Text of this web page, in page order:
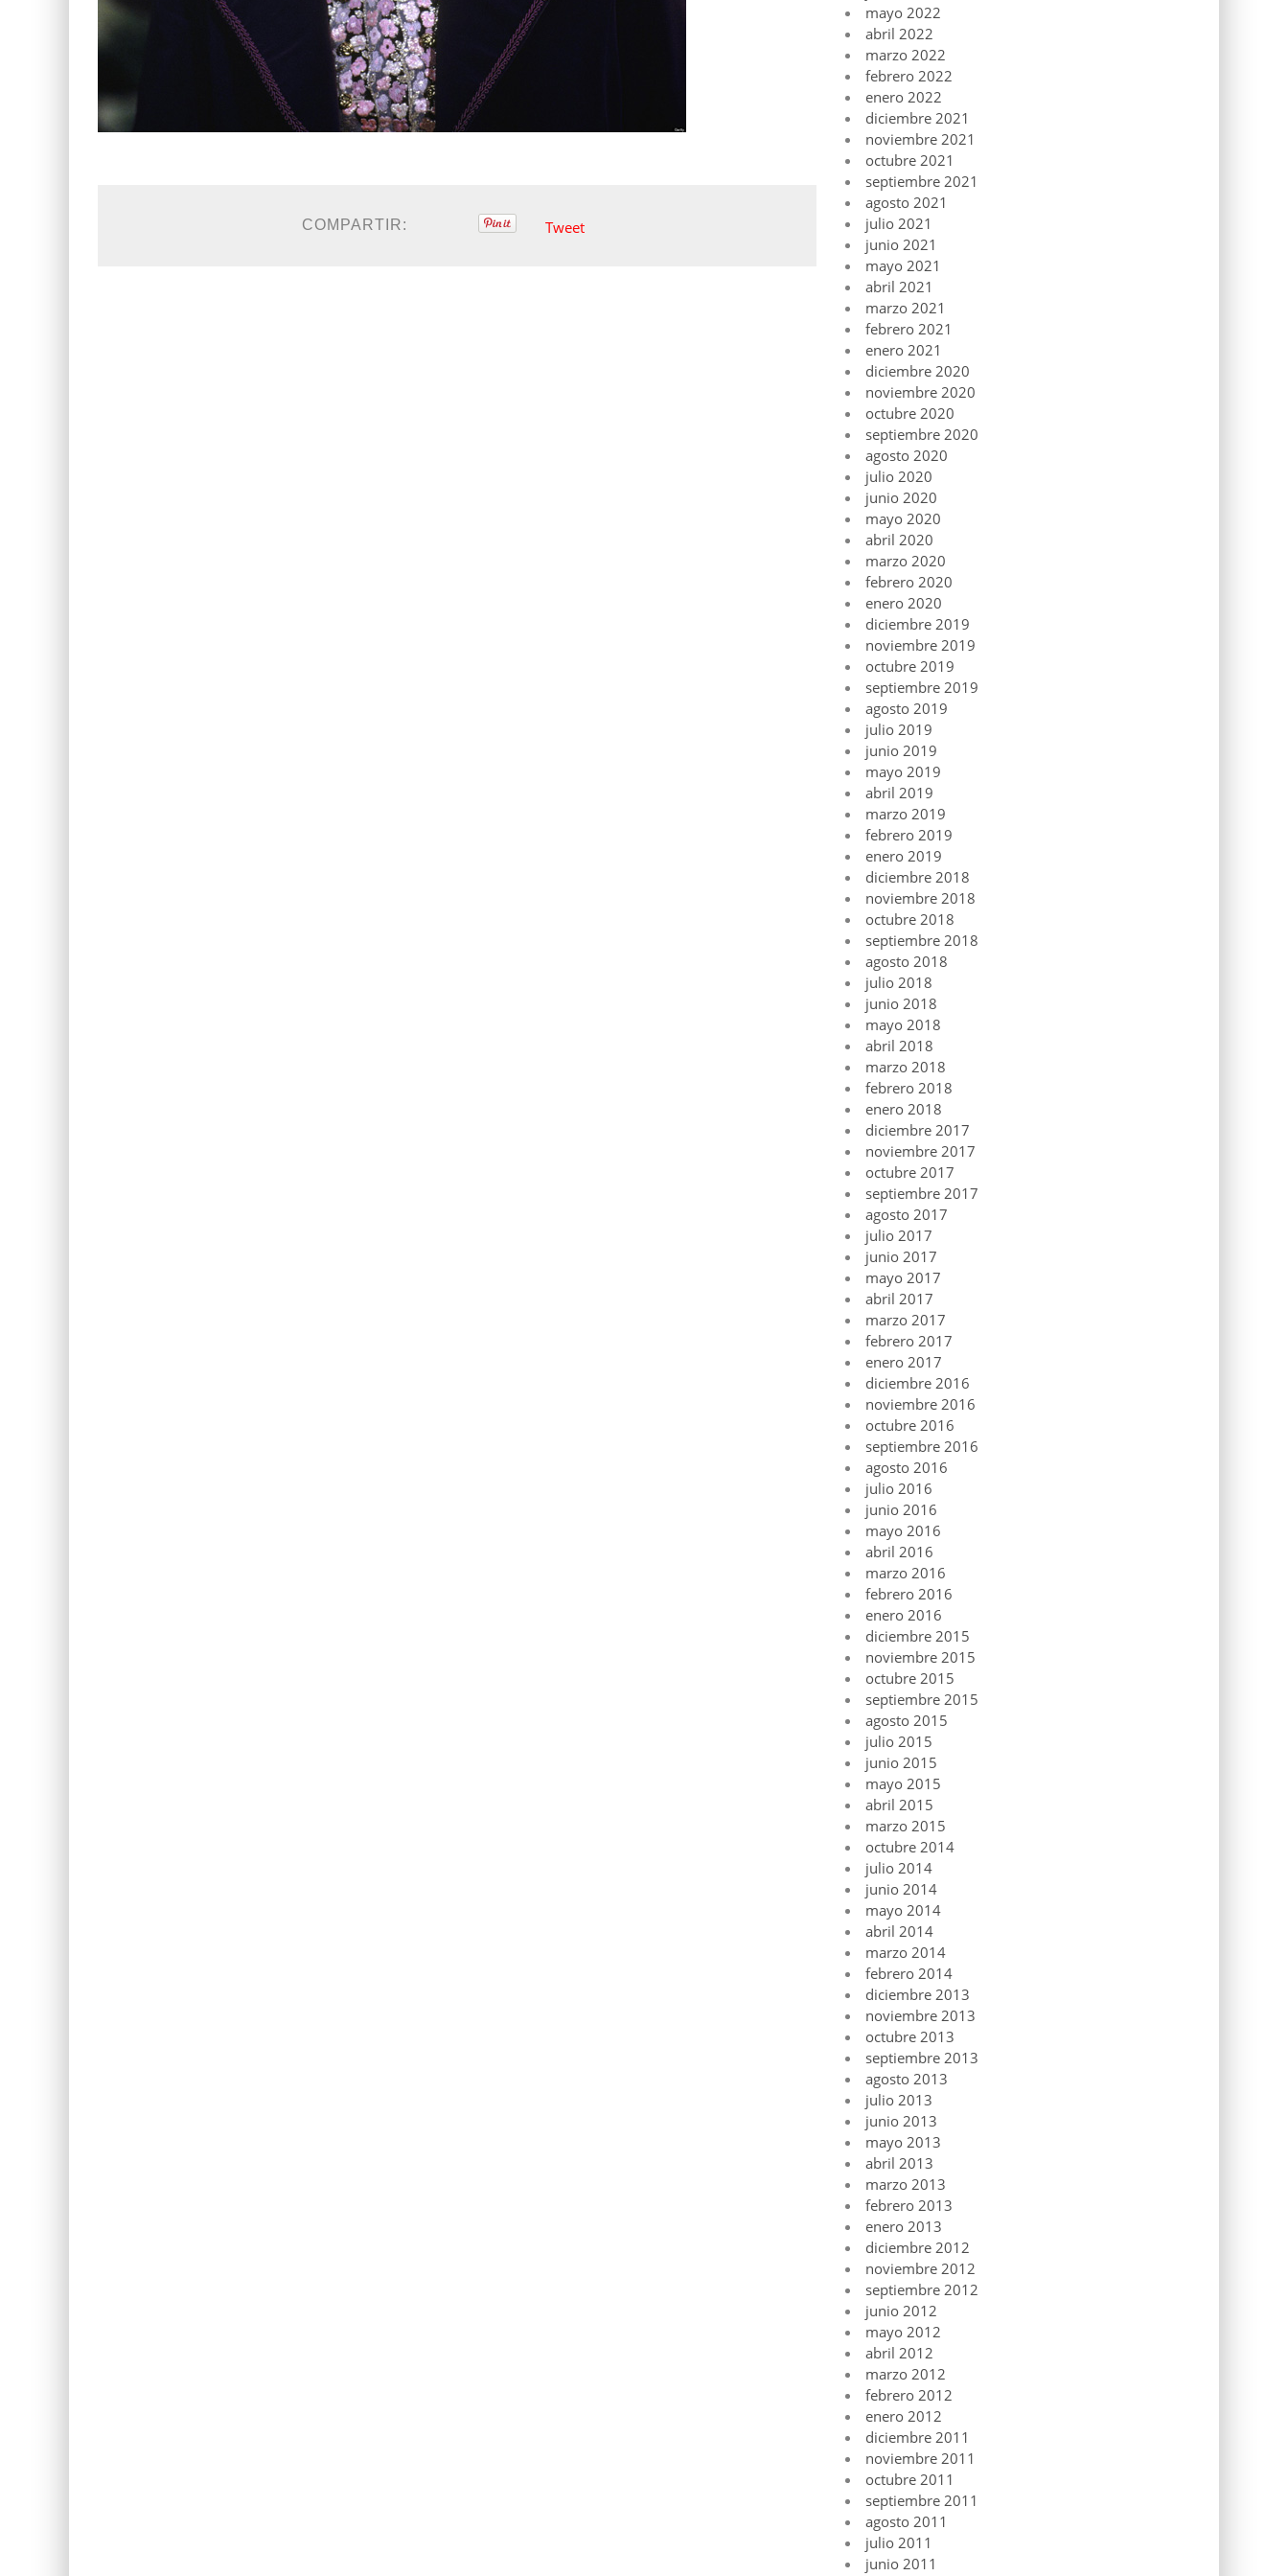
COMPARTIR: Tweet
mayo 2022
abril 2022
marzo 2022
febrero 2022
enero 2022
diciembre 2021
noviembre 2021
octubre 2021
septiembre 2021
agosto 2021
julio 2021
junio 2021
mayo 2021
abril 2021
marzo 2021
febrero 2021
enero 2021
diciembre 2020
noviembre 2020
octubre 2020
septiembre 2020
agosto 2020
julio 2020
junio 2020
mayo 2020
abril 2020
marzo 2020
febrero 2020
enero 2020
diciembre 2019
noviembre 2019
octubre 2019
septiembre 2019
agosto 2019
julio 2019
junio 2019
mayo 2019
abril 2019
marzo 2019
febrero 2019
enero 2019
diciembre 2018
noviembre 2018
octubre 2018
septiembre 2018
agosto 2018
julio 2018
junio 2018
mayo 2018
abril 2018
marzo 2018
febrero 2018
enero 2018
diciembre 2017
noviembre 2017
octubre 2017
septiembre 2017
agosto 2017
julio 2017
junio 2017
mayo 2017
abril 2017
marzo 2017
febrero 2017
enero 2017
diciembre 2016
noviembre 2016
octubre 2016
septiembre 2016
agosto 2016
julio 2016
junio 2016
mayo 2016
abril 2016
marzo 2016
febrero 2016
enero 2016
diciembre 2015
noviembre 2015
octubre 2015
septiembre 2015
agosto 2015
julio 2015
junio 2015
mayo 2015
abril 2015
marzo 2015
octubre 2014
julio 2014
junio 2014
mayo 2014
abril 2014
marzo 2014
febrero 2014
diciembre 2013
noviembre 2013
octubre 2013
septiembre 2013
agosto 2013
julio 2013
junio 2013
mayo 2013
abril 2013
marzo 2013
febrero 2013
enero 2013
diciembre 2012
noviembre 2012
septiembre 2012
junio 2012
mayo 2012
abril 2012
marzo 2012
febrero 2012
enero 2012
diciembre 2011
noviembre 2011
octubre 2011
septiembre 2011
agosto 2011
julio 2011
junio 2011